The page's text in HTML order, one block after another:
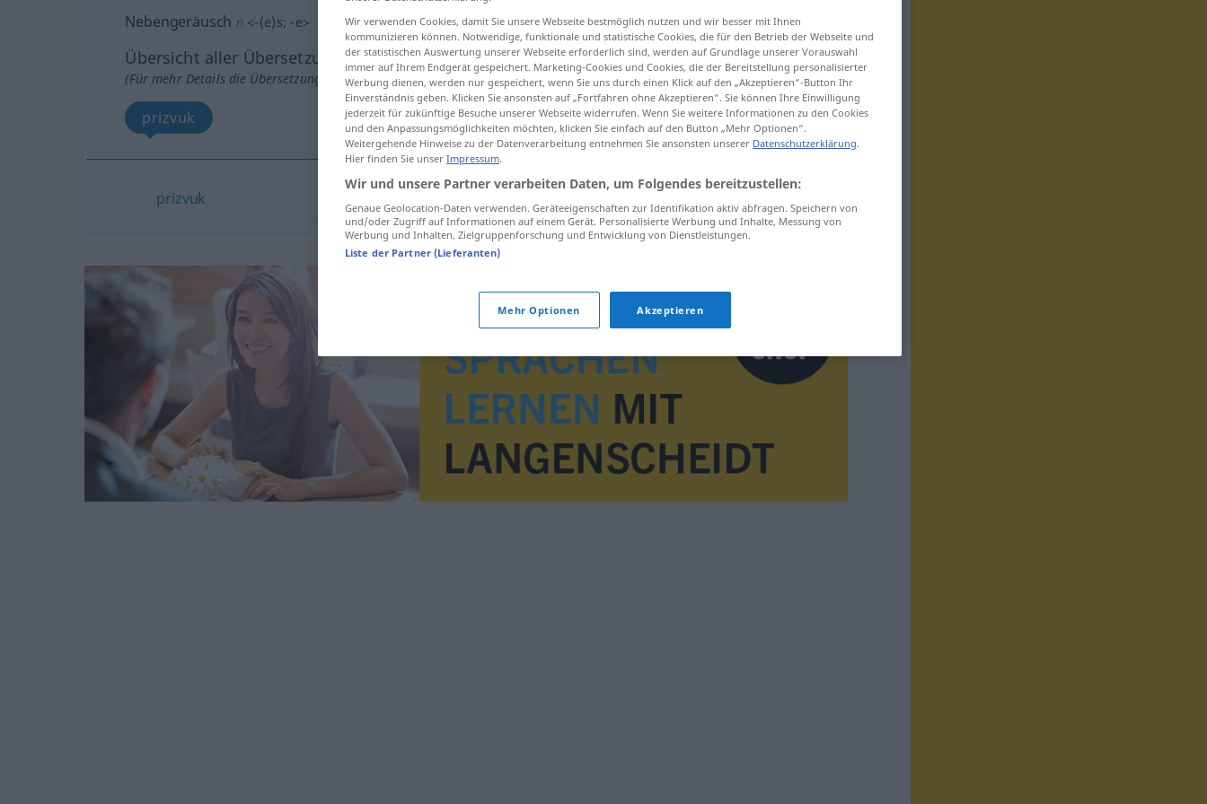
Nebengeräusch n <-(e)s; -e>
Übersicht aller Übersetzungen
(Für mehr Details die Übersetzung anklicken/antippen)
prizvuk
prizvuk
Wir verwenden Cookies, damit Sie unsere Webseite bestmöglich nutzen und wir besser mit Ihnen
kommunizieren können. Notwendige, funktionale und statistische Cookies, die für den Betrieb der Webseite und
der statistischen Auswertung unserer Webseite erforderlich sind, werden auf Grundlage unserer Vorauswahl
immer auf Ihrem Endgerät gespeichert. Marketing-Cookies und Cookies, die der Bereitstellung personalisierter
Werbung dienen, werden nur gespeichert, wenn Sie uns durch einen Klick auf den „Akzeptieren“-Button Ihr
Einverständnis geben. Klicken Sie ansonsten auf „Fortfahren ohne Akzeptieren“. Sie können Ihre Einwilligung
jederzeit für zukünftige Besuche unserer Webseite widerrufen. Wenn Sie weitere Informationen zu den Cookies
und den Anpassungsmöglichkeiten möchten, klicken Sie einfach auf den Button „Mehr Optionen“.
Weitergehende Hinweise zu der Datenverarbeitung entnehmen Sie ansonsten unserer Datenschutzerklärung.
Hier finden Sie unser Impressum.
Wir und unsere Partner verarbeiten Daten, um Folgendes bereitzustellen:
Genaue Geolocation-Daten verwenden. Geräteeigenschaften zur Identifikation aktiv abfragen. Speichern von
und/oder Zugriff auf Informationen auf einem Gerät. Personalisierte Werbung und Inhalte, Messung von
Werbung und Inhalten, Zielgruppenforschung und Entwicklung von Dienstleistungen.
Liste der Partner (Lieferanten)
Mehr Optionen Akzeptieren